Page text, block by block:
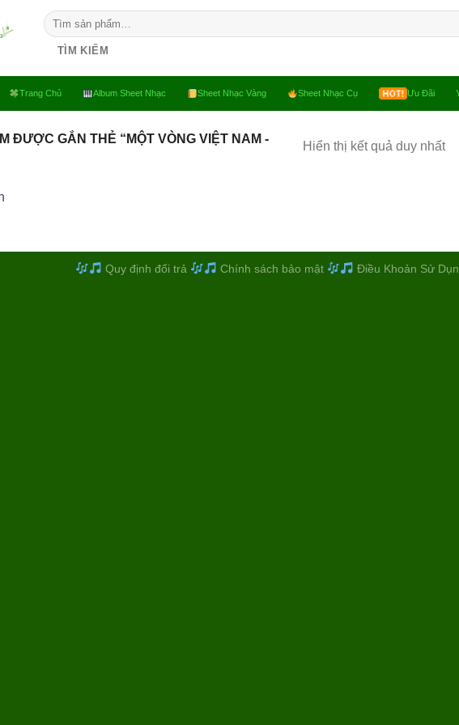
Tìm
kiếm:
TÌM KIẾM
Trang Chủ Album Sheet Nhạc Sheet Nhạc Vàng Sheet Nhạc Cụ Ưu Đãi
ĐƯỢC GẮN THẺ “MỘT VÒNG VIỆT NAM -
Hiển thị kết quả duy nhất
Quy định đổi trả Chính sách bảo mật Điều Khoản Sử